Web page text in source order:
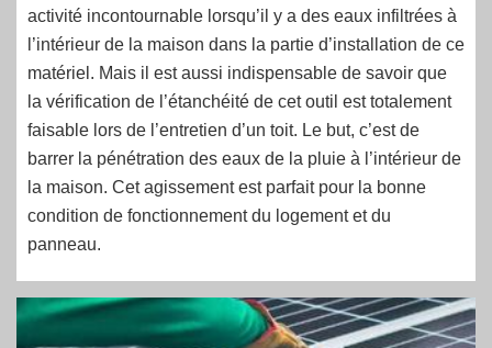
activité incontournable lorsqu’il y a des eaux infiltrées à
l’intérieur de la maison dans la partie d’installation de ce
matériel. Mais il est aussi indispensable de savoir que
la vérification de l’étanchéité de cet outil est totalement
faisable lors de l’entretien d’un toit. Le but, c’est de
barrer la pénétration des eaux de la pluie à l’intérieur de
la maison. Cet agissement est parfait pour la bonne
condition de fonctionnement du logement et du
panneau.